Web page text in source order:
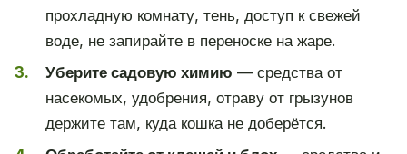
прохладную комнату, тень, доступ к свежей
воде, не запирайте в переноске на жаре.
Уберите садовую химию — средства от
насекомых, удобрения, отраву от грызунов
держите там, куда кошка не доберётся.